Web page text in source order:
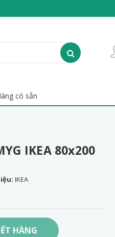
có sẵn
IKEA 80x200
IKEA
HÀNG